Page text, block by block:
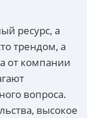
ресурс, а
трендом, а
от компании
вопроса.
высокое